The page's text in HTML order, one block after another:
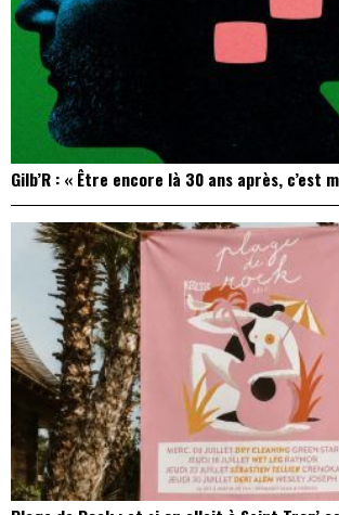
Gilb’R : « Être encore là 30 ans après, c’est